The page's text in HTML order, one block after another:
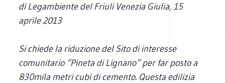
diLegambiente del Friuli Venezia Giulia, 15
aprile 2013
Si chiede la riduzione del Sito di interesse
comunitario “Pineta di Lignano” per far posto a
830mila metri cubi di cemento. Questa edilizia